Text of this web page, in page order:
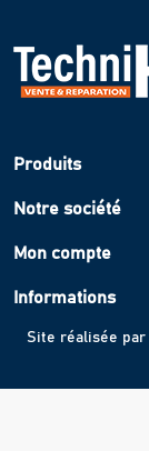
Produits
Notre société
Mon compte
Informations
Site réalisée par